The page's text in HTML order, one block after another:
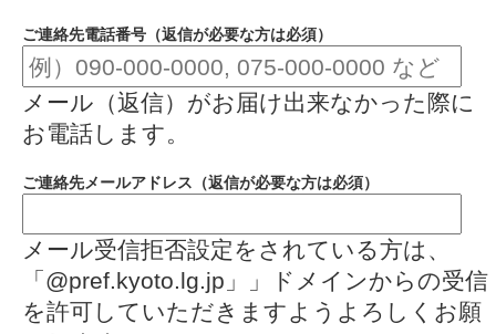
ご連絡先電話番号（返信が必要な方は必須）
メール（返信）がお届け出来なかった際に
お電話します。
ご連絡先メールアドレス（返信が必要な方は必須）
メール受信拒否設定をされている方は、
「@pref.kyoto.lg.jp」」ドメインからの受信
を許可していただきますようよろしくお願